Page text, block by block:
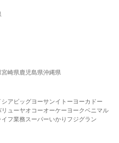
宮崎県鹿児島県沖縄県
ア ビッグヨーサンイトーヨーカドー
ューヤオコーオーケー ヨークベニマル
イフ業務スーパーいかり フジグラン